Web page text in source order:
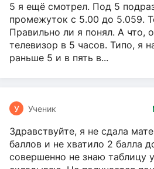
5 я ещё смотрел. Под 5
промежуток с 5.00 до 5.059.
Правильно ли я понял. А что,
телевизор в 5 часов. Типо, я
раньше 5 и в пять в...
У Ученик
Здравствуйте, я не сдала
баллов и не хватило 2 балла
совершенно не знаю таблицу